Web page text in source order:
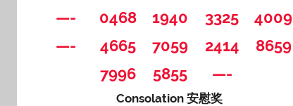
—- 0468 1940 3325
4009
—-
4665 7059 2414
8659
7996
5855 —-
Consolation 安慰奖